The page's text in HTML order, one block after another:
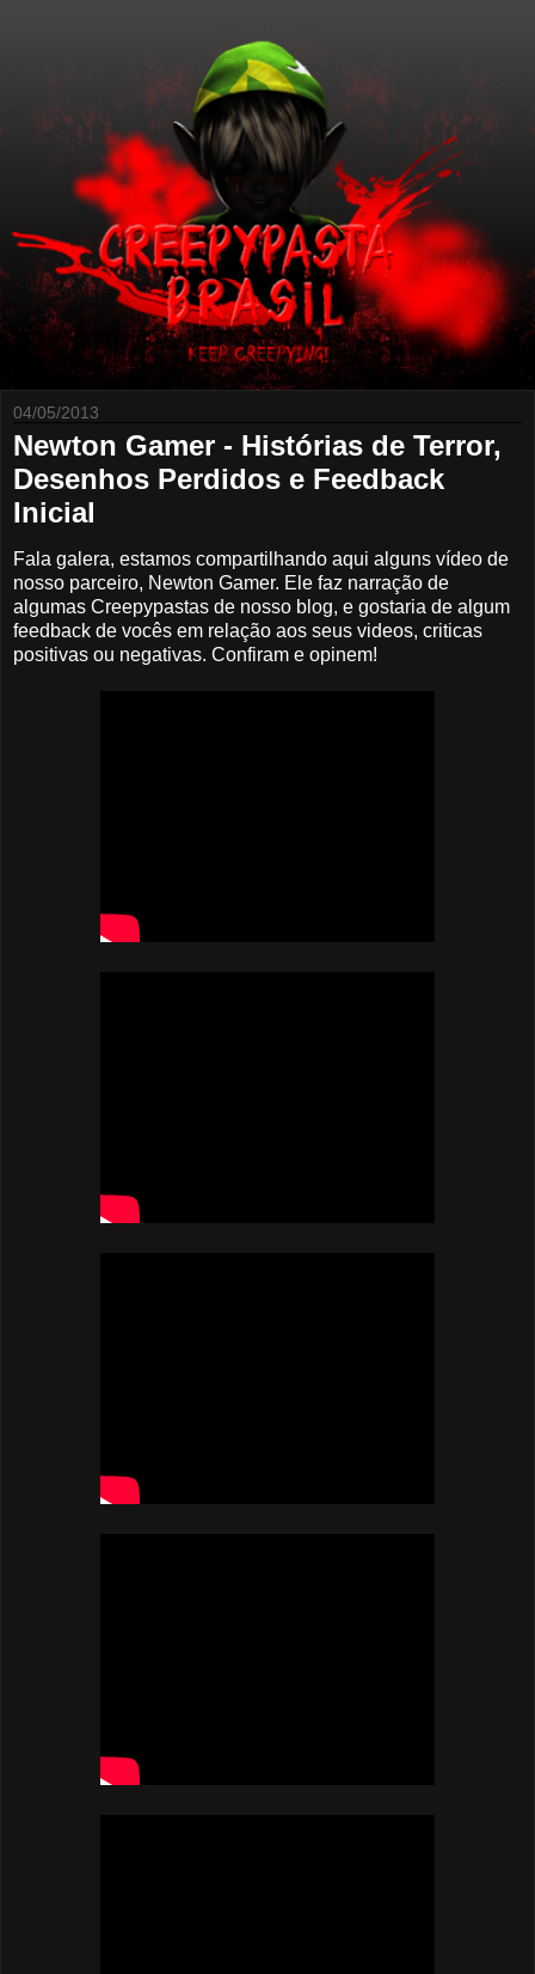
04/05/2013
Newton Gamer - Histórias de Terror,
Desenhos Perdidos e Feedback
Inicial
Fala galera, estamos compartilhando aqui alguns vídeo de
nosso parceiro, Newton Gamer. Ele faz narração de
algumas Creepypastas de nosso blog, e gostaria de algum
feedback de vocês em relação aos seus videos, criticas
positivas ou negativas. Confiram e opinem!